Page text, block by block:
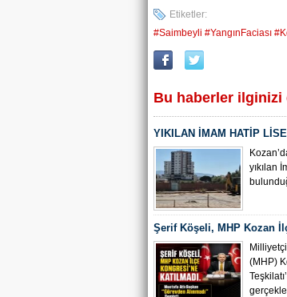
Etiketler:
#Saimbeyli #YangınFaciası
Bu haberler ilginizi
YIKILAN İMAM HATİP
ÇALIŞMASI BAŞLADI
yıkılan
Şerif Köşeli, MHP Kozan
(MHP)